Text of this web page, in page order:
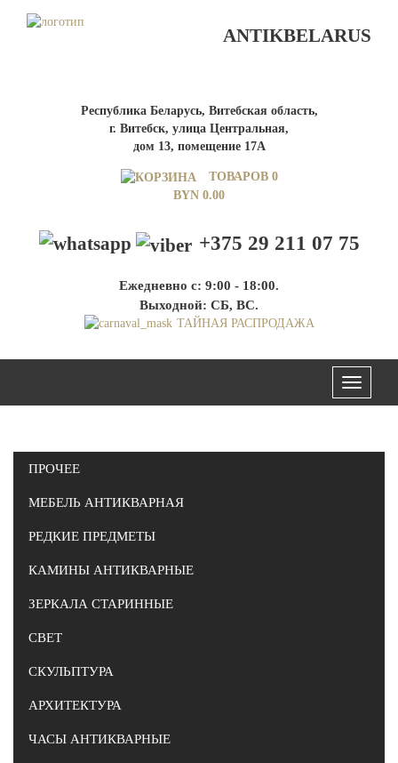
Республика Беларусь, Витебская область,
г. Витебск, улица Центральная,
дом 13, помещение 17А
ANTIKBELARUS
ТОВАРОВ 0
BYN 0.00
+375 29 211 07 75
Ежедневно с: 9:00 - 18:00.
Выходной: СБ, ВС.
ТАЙНАЯ РАСПРОДАЖА
Меню
ПРОЧЕЕ
МЕБЕЛЬ АНТИКВАРНАЯ
РЕДКИЕ ПРЕДМЕТЫ
КАМИНЫ АНТИКВАРНЫЕ
ЗЕРКАЛА СТАРИННЫЕ
СВЕТ
СКУЛЬПТУРА
АРХИТЕКТУРА
ЧАСЫ АНТИКВАРНЫЕ